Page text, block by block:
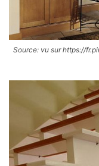
Source: vu sur https://